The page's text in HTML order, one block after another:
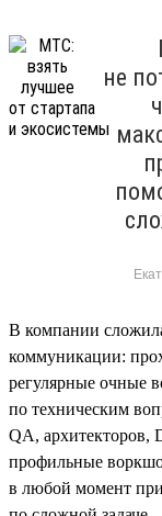
не
В компании
коммуникации:
регулярные очные
по техническим
QA, архитекторов,
профильные
в любой момент